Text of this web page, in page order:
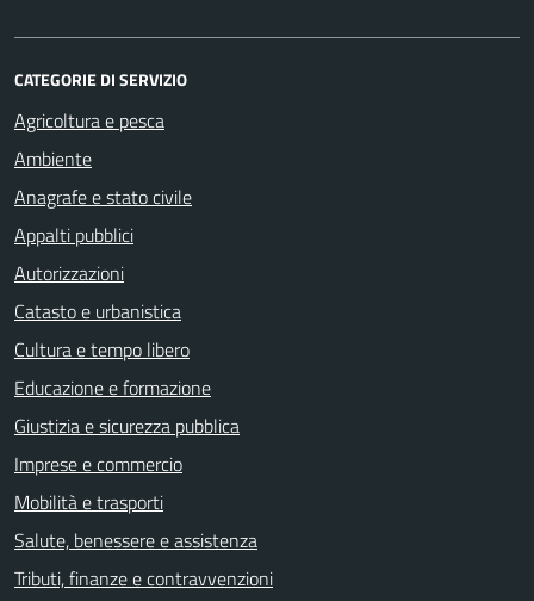
CATEGORIE DI SERVIZIO
Agricoltura e pesca
Ambiente
Anagrafe e stato civile
Appalti pubblici
Autorizzazioni
Catasto e urbanistica
Cultura e tempo libero
Educazione e formazione
Giustizia e sicurezza pubblica
Imprese e commercio
Mobilità e trasporti
Salute, benessere e assistenza
Tributi, finanze e contravvenzioni